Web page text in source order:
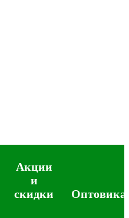
Акции
и
скидки